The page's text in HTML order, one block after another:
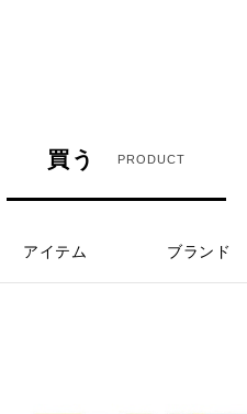
買う PRODUCT
アイテム ブランド